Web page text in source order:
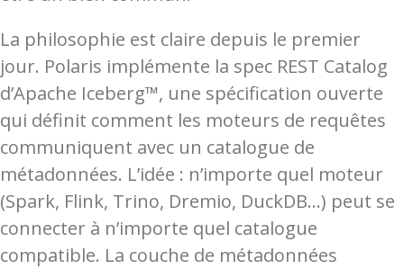
La philosophie est claire depuis le premier
jour. Polaris implémente la spec REST Catalog
d’Apache Iceberg™, une spécification ouverte
qui définit comment les moteurs de requêtes
communiquent avec un catalogue de
métadonnées. L’idée : n’importe quel moteur
(Spark, Flink, Trino, Dremio, DuckDB…) peut se
connecter à n’importe quel catalogue
compatible. La couche de métadonnées